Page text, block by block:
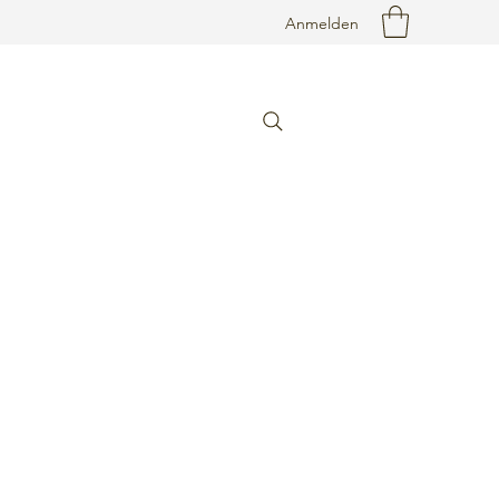
Anmelden